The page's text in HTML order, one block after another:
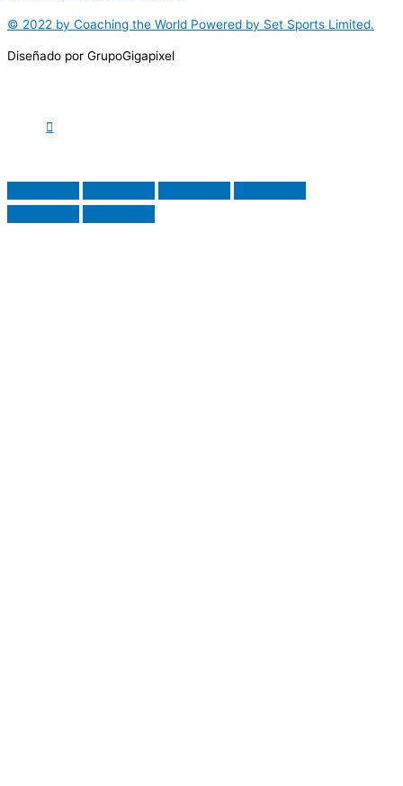
© 2022 by Coaching the World Powered by Set Sports Limited.
Diseñado por GrupoGigapixel